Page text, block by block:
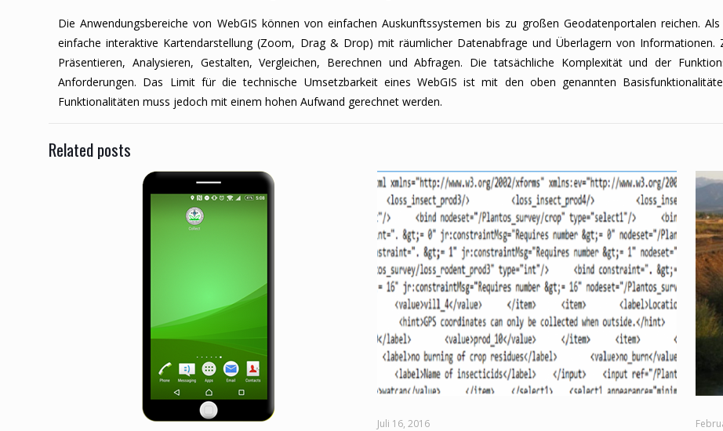
Die Anwendungsbereiche von WebGIS können von einfachen Auskunftssystemen bis zu großen Geodatenportalen reichen.
einfache interaktive Kartendarstellung (Zoom, Drag & Drop) mit räumlicher Datenabfrage und Überlagern von Informationen.
Präsentieren, Analysieren, Gestalten, Vergleichen, Berechnen und Abfragen. Die tatsächliche Komplexität und der
Anforderungen. Das Limit für die technische Umsetzbarkeit eines WebGIS ist mit den oben genannten
Funktionalitäten muss jedoch mit einem hohen Aufwand gerechnet werden.
Related posts
Juli 16, 2016